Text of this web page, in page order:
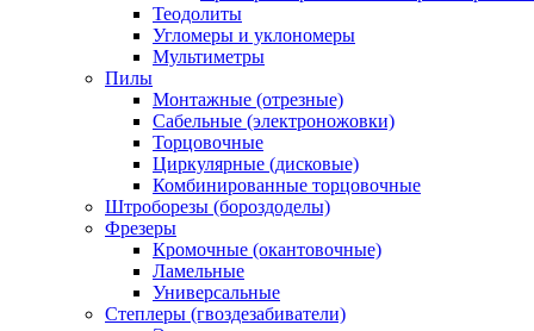
Теодолиты
Угломеры и уклономеры
Мультиметры
Пилы
Монтажные (отрезные)
Сабельные (электроножовки)
Торцовочные
Циркулярные (дисковые)
Комбинированные торцовочные
Штроборезы (бороздоделы)
Фрезеры
Кромочные (окантовочные)
Ламельные
Универсальные
Степлеры (гвоздезабиватели)